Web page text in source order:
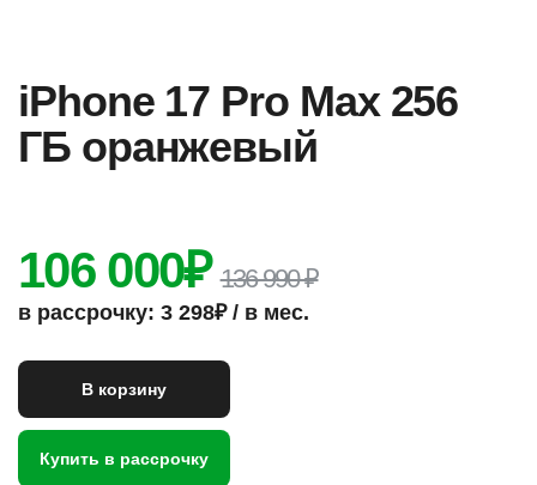
iPhone 17 Pro Max 256
ГБ оранжевый
106 000₽ 136 990 ₽
в рассрочку: 3 298₽ / в мес.
В корзину
Купить в рассрочку